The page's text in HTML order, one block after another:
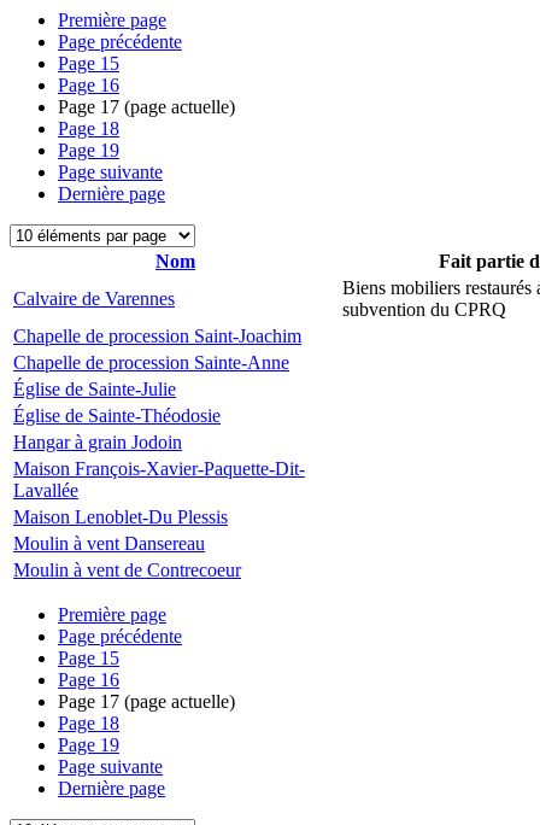
Première page
Page précédente
Page 15
Page 16
Page 17 (page actuelle)
Page 18
Page 19
Page suivante
Dernière page
Nom
Fait partie
Calvaire de Varennes
Biens mobiliers restaurés
subvention du CPRQ
Chapelle de procession Saint-Joachim
Chapelle de procession Sainte-Anne
Église de Sainte-Julie
Église de Sainte-Théodosie
Hangar à grain Jodoin
Maison François-Xavier-Paquette-Dit-
Lavallée
Maison Lenoblet-Du Plessis
Moulin à vent Dansereau
Moulin à vent de Contrecoeur
Première page
Page précédente
Page 15
Page 16
Page 17 (page actuelle)
Page 18
Page 19
Page suivante
Dernière page